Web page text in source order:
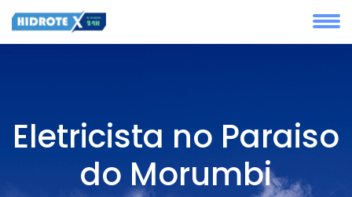
Eletricista no Paraiso
do Morumbi